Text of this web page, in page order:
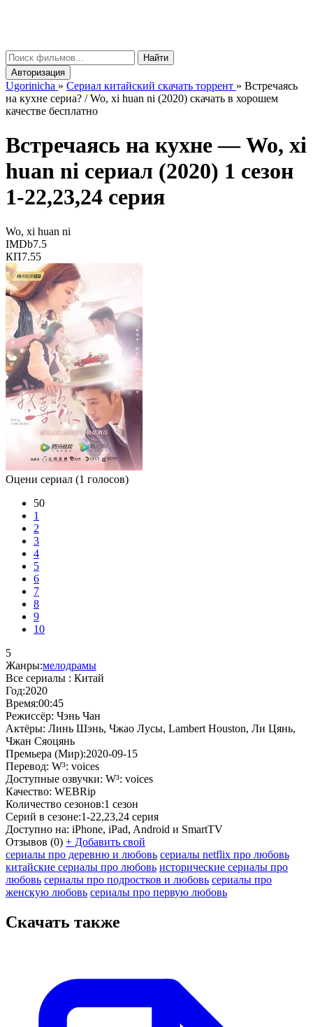
Найти
Авторизация
Ugorinicha » Сериал китайский скачать торрент » Встречаясь
на кухне сериа? / Wo, xi huan ni (2020) скачать в хорошем
качестве бесплатно
Встречаясь на кухне —Wo, xi
huan ni сериал (2020) 1 сезон
1-22,23,24 серия
Wo, xi huan ni
IMDb7.5
КП7.55
Оцени сериал (1 голосов)
50
1
2
3
4
5
6
7
8
9
10
5
Жанры:мелодрамы
Все сериалы : Китай
Год:2020
Время:00:45
Режиссёр: Чэнь Чан
Актёры: Линь Шэнь, Чжао Лусы, Lambert Houston, Ли Цянь,
Чжан Сяоцянь
Премьера (Мир):2020-09-15
Перевод: W³: voices
Доступные озвучки: W³: voices
Качество: WEBRip
Количество сезонов:1 сезон
Серий в сезоне:1-22,23,24 серия
Доступно на: iPhone, iPad, Android и SmartTV
Отзывов (0) + Добавить свой
сериалы про деревню и любовь сериалы netflix про любовь
китайские сериалы про любовь исторические сериалы про
любовь сериалы про подростков и любовь сериалы про
женскую любовь сериалы про первую любовь
Скачать также